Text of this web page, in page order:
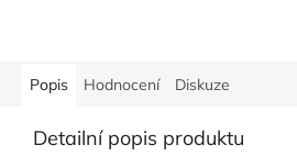
Popis Hodnocení Diskuze
Detailní popis produktu